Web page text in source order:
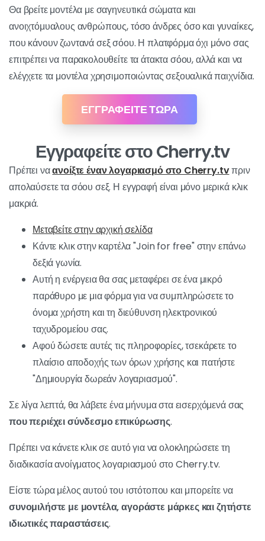
Θα βρείτε μοντέλα με σαγηνευτικά σώματα και
ανοιχτόμυαλους ανθρώπους, τόσο άνδρες όσο και γυναίκες,
που κάνουν ζωντανά σεξ σόου. Η πλατφόρμα όχι μόνο σας
επιτρέπει να παρακολουθείτε τα άτακτα σόου, αλλά και να
ελέγχετε τα μοντέλα χρησιμοποιώντας σεξουαλικά παιχνίδια.
ΕΓΓΡΑΦΕΙΤΕ ΤΩΡΑ
Εγγραφείτε στο Cherry.tv
Πρέπει ναανοίξτε έναν λογαριασμό στο Cherry.tvπριν
απολαύσετε τα σόου σεξ. Η εγγραφή είναι μόνο μερικά κλικ
μακριά.
Μεταβείτε στην αρχική σελίδα
Κάντε κλικ στην καρτέλα "Join for free" στην επάνω
δεξιά γωνία.
Αυτή η ενέργεια θα σας μεταφέρει σε ένα μικρό
παράθυρο με μια φόρμα για να συμπληρώσετε το
όνομα χρήστη και τη διεύθυνση ηλεκτρονικού
ταχυδρομείου σας.
Αφού δώσετε αυτές τις πληροφορίες, τσεκάρετε το
πλαίσιο αποδοχής των όρων χρήσης και πατήστε
"Δημιουργία δωρεάν λογαριασμού".
Σε λίγα λεπτά, θα λάβετε ένα μήνυμα στα εισερχόμενά σας
που περιέχει σύνδεσμο επικύρωσης.
Πρέπει να κάνετε κλικ σε αυτό για να ολοκληρώσετε τη
διαδικασία ανοίγματος λογαριασμού στο Cherry.tv.
Είστε τώρα μέλος αυτού του ιστότοπου και μπορείτε να
συνομιλήστε με μοντέλα, αγοράστε μάρκες και ζητήστε
ιδιωτικές παραστάσεις.